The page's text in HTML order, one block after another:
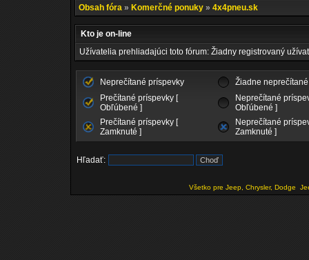
Obsah fóra » Komerčné ponuky » 4x4pneu.sk
Kto je on-line
Užívatelia prehliadajúci toto fórum: Žiadny registrovaný
Neprečítané príspevky
Žiadne
Prečítané príspevky [
Obľúbené ]
Neprečítané
Obľúbené ]
Prečítané príspevky [
Zamknuté ]
Neprečítané
Zamknuté ]
Hľadať:
Všetko pre Jeep, Chrysler, Dodge